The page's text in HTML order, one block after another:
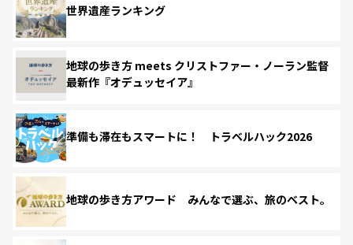
世界遺産ランキング
地球の歩き方 meets クリストファー・ノーラン監督
最新作『オデュッセイア』
準備も滞在もスマートに！ トラベルハック2026
地球の歩き方アワード みんなで選ぶ、旅のベスト。